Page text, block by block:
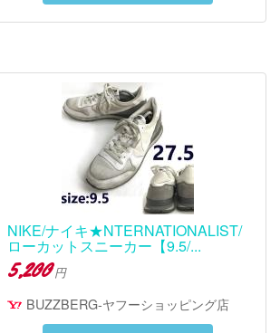
NIKE/ナイキ★NTERNATIONALIST/
ローカットスニーカー【9.5/...
5,200 円
BUZZBERG-ヤフーショッピング店